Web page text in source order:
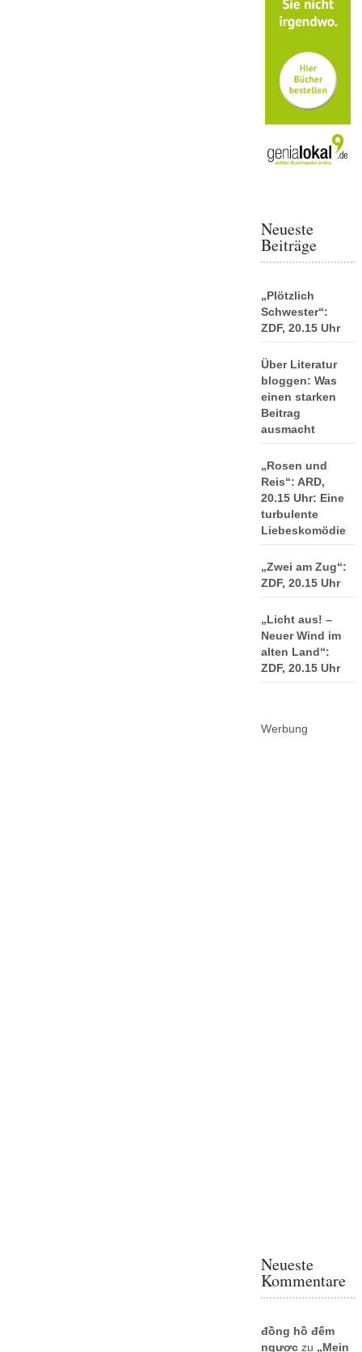
Neueste
Beiträge
„Plötzlich
Schwester“:
ZDF, 20.15 Uhr
Über Literatur
bloggen: Was
einen starken
Beitrag
ausmacht
„Rosen und
Reis“: ARD,
20.15 Uhr: Eine
turbulente
Liebeskomödie
„Zwei am Zug“:
ZDF, 20.15 Uhr
„Licht aus! –
Neuer Wind im
alten Land“:
ZDF, 20.15 Uhr
Werbung
Neueste
Kommentare
đồng hồ đếm
ngượczu „Mein